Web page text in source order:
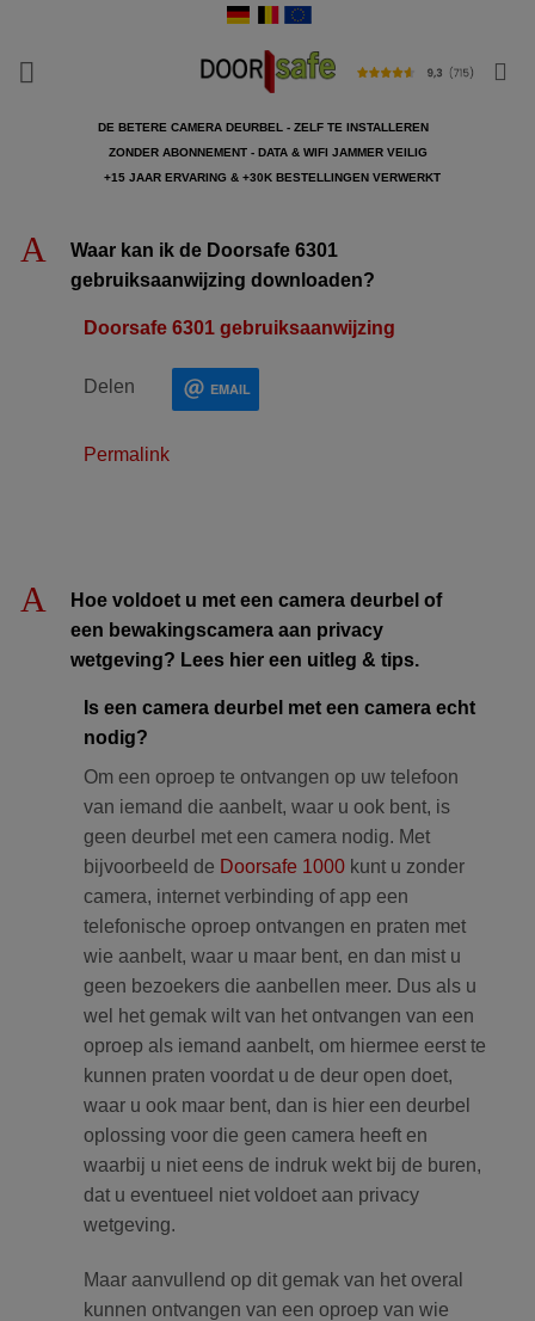
DE BETERE CAMERA DEURBEL - ZELF TE INSTALLEREN
ZONDER ABONNEMENT - DATA & WIFI JAMMER VEILIG
+15 JAAR ERVARING & +30K BESTELLINGEN VERWERKT
A
Waar kan ik de Doorsafe 6301
gebruiksaanwijzing downloaden?
Doorsafe 6301 gebruiksaanwijzing
Delen EMAIL
Permalink
A
Hoe voldoet u met een camera deurbel of
een bewakingscamera aan privacy
wetgeving? Lees hier een uitleg & tips.
Is een camera deurbel met een camera echt
nodig?
Om een oproep te ontvangen op uw telefoon
van iemand die aanbelt, waar u ook bent, is
geen deurbel met een camera nodig. Met
bijvoorbeeld de Doorsafe 1000 kunt u zonder
camera, internet verbinding of app een
telefonische oproep ontvangen en praten met
wie aanbelt, waar u maar bent, en dan mist u
geen bezoekers die aanbellen meer. Dus als u
wel het gemak wilt van het ontvangen van een
oproep als iemand aanbelt, om hiermee eerst te
kunnen praten voordat u de deur open doet,
waar u ook maar bent, dan is hier een deurbel
oplossing voor die geen camera heeft en
waarbij u niet eens de indruk wekt bij de buren,
dat u eventueel niet voldoet aan privacy
wetgeving.
Maar aanvullend op dit gemak van het overal
kunnen ontvangen van een oproep van wie